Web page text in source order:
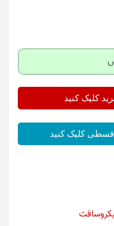
کلیک کنید
کلیک کنید